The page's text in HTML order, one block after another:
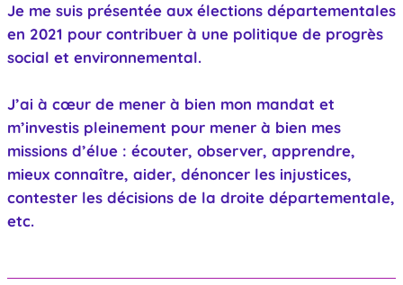
Je me suis présentée aux élections départementales
en 2021 pour contribuer à une politique de progrès
social et environnemental.
J’ai à cœur de mener à bien mon mandat et
m’investis pleinement pour mener à bien mes
missions d’élue : écouter, observer, apprendre,
mieux connaître, aider, dénoncer les injustices,
contester les décisions de la droite départementale,
etc.